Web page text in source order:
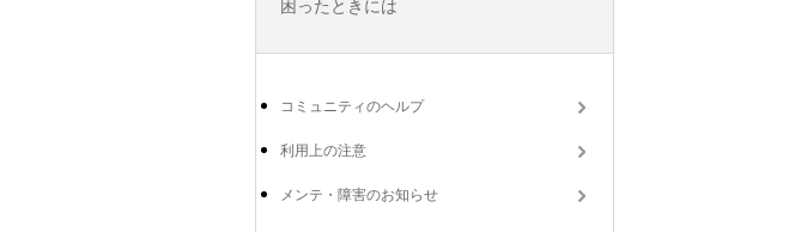
困ったときには
コミュニティのヘルプ
利用上の注意
メンテ・障害のお知らせ